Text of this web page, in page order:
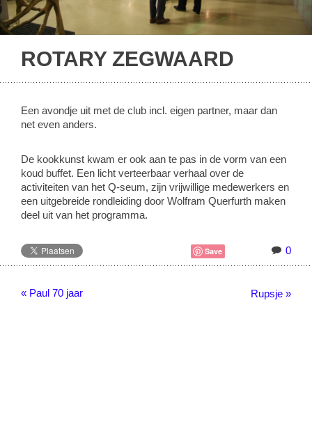
ROTARY ZEGWAARD
Een avondje uit met de club incl. eigen partner, maar dan
net even anders.
De kookkunst kwam er ook aan te pas in de vorm van een
koud buffet. Een licht verteerbaar verhaal over de
activiteiten van het Q-seum, zijn vrijwillige medewerkers en
een uitgebreide rondleiding door Wolfram Querfurth maken
deel uit van het programma.
Save 0
« Paul 70 jaar Rupsje »